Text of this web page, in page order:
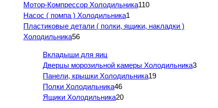
Мотор-Компрессор Холодильника110
Насос ( помпа ) Холодильника1
Пластиковые детали ( полки, ящики, накладки )
Холодильника56
Вкладыши для яиц
Дверцы морозильной камеры Холодильника3
Панели, крышки Холодильника19
Полки Холодильника46
Ящики Холодильника20